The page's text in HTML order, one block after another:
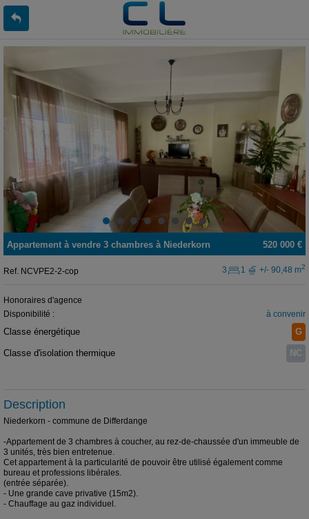
520 000 €
Appartement à vendre 3 chambres à Niederkorn
Ref. NCVPE2-2-cop 3 1 +/- 90,48 m2
Honoraires d'agence
Disponibilité :
à convenir
Classe énergétique G
Classe d'isolation thermique NC
Description
Niederkorn - commune de Differdange
-Appartement de 3 chambres à coucher, au rez-de-chaussée d'un immeuble de
3 unités, très bien entretenue.
Cet appartement à la particularité de pouvoir être utilisé également comme
bureau et professions libérales.
(entrée séparée).
- Une grande cave privative (15m2).
- Chauffage au gaz individuel.